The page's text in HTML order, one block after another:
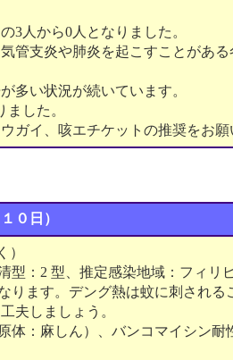
3人から0人となりました。
管支炎や肺炎を起こすことがあ
多い状況が続いています。
した。
ガイ、咳エチケットの推奨をお願
０日）
）
型：2 型、推定感染地域：フィリ
ります。デング熱は蚊に刺され
夫しましょう。
体：麻しん）、バンコマイシン耐